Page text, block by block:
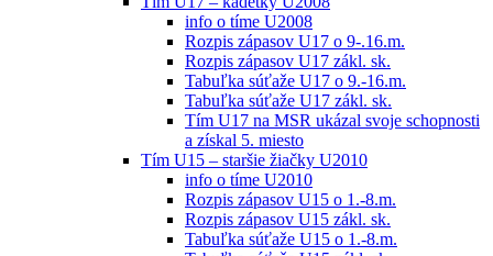
info o tíme U2008
Rozpis zápasov U17 o 9-.16.m.
Rozpis zápasov U17 zákl. sk.
Tabuľka súťaže U17 o 9.-16.m.
Tabuľka súťaže U17 zákl. sk.
Tím U17 na MSR ukázal svoje schopnosti
a získal 5. miesto
Tím U15 – staršie žiačky U2010
info o tíme U2010
Rozpis zápasov U15 o 1.-8.m.
Rozpis zápasov U15 zákl. sk.
Tabuľka súťaže U15 o 1.-8.m.